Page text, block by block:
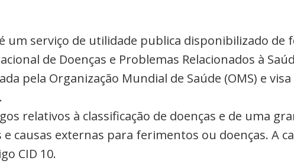
um serviço de utilidade publica disponibilizado
de Doenças e Problemas Relacionados à
pela Organização Mundial de Saúde (OMS) e
relativos à classificação de doenças e de uma
e causas externas para ferimentos ou doenças. A
CID 10.